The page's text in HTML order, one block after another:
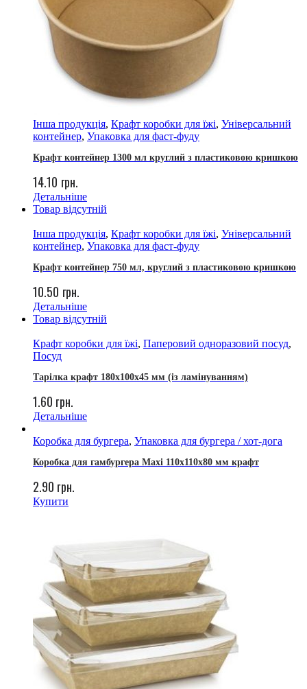
Інша продукція, Крафт коробки для їжі, Універсальний
контейнер, Упаковка для фаст-фуду
Крафт контейнер 1300 мл круглий з пластиковою кришкою
14.10 грн.
Детальніше
Товар відсутній
Інша продукція, Крафт коробки для їжі, Універсальний
контейнер, Упаковка для фаст-фуду
Крафт контейнер 750 мл, круглий з пластиковою кришкою
10.50 грн.
Детальніше
Товар відсутній
Крафт коробки для їжі, Паперовий одноразовий посуд,
Посуд
Тарілка крафт 180х100х45 мм (із ламінуванням)
1.60 грн.
Детальніше
Коробка для бургера, Упаковка для бургера / хот-дога
Коробка для гамбургера Maxi 110х110х80 мм крафт
2.90 грн.
Купити